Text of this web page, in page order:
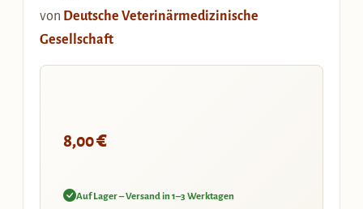
von Deutsche Veterinärmedizinische
Gesellschaft
8,00€
Auf Lager – Versand in 1–3 Werktagen